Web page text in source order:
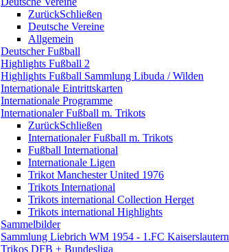
ZurückSchließen
Deutsche Vereine
Allgemein
Deutscher Fußball
Highlights Fußball 2
Highlights Fußball Sammlung Libuda / Wilden
Internationale Eintrittskarten
Internationale Programme
Internationaler Fußball m. Trikots
ZurückSchließen
Internationaler Fußball m. Trikots
Fußball International
Internationale Ligen
Trikot Manchester United 1976
Trikots International
Trikots international Collection Herget
Trikots international Highlights
Sammelbilder
Sammlung Liebrich WM 1954 - 1.FC Kaiserslautern
Trikos DFB + Bundesliga